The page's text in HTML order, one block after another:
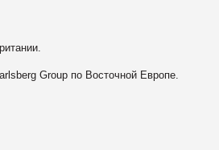
Group по Восточной Европе.